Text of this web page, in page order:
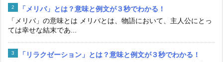
「メリバ」とは？意味と例文が３秒でわかる！
「メリバ」の意味とは メリバとは、物語において、主人公にとっ
ては幸せな結末であ...
「リラクゼーション」とは？意味と例文が３秒でわかる！